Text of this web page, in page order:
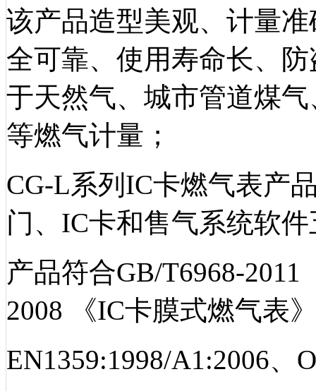
该产品造型美观、计量
全可靠、使用寿命长、
于天然气、城市管道煤
等燃气计量；
CG-L系列IC卡燃气表产
门、IC卡和售气系统软
产品符合GB/T6968-2011
2008 《IC卡膜式燃气表
EN1359:1998/A1:2006、